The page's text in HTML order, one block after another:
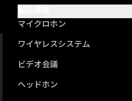
マイクロホン
ワイヤレスシステム
ビデオ会議
ヘッドホン